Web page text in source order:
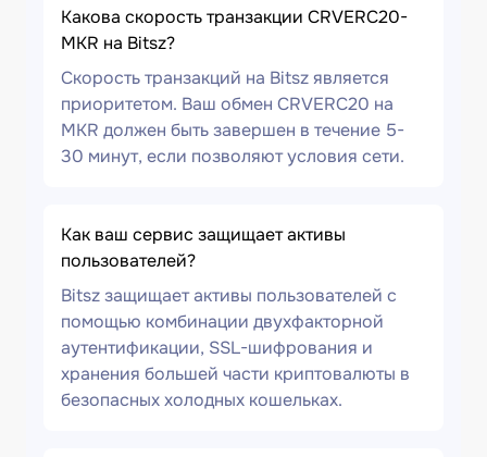
Какова скорость транзакции CRVERC20-
MKR на Bitsz?
Скорость транзакций на Bitsz является
приоритетом. Ваш обмен CRVERC20 на
MKR должен быть завершен в течение 5-
30 минут, если позволяют условия сети.
Как ваш сервис защищает активы
пользователей?
Bitsz защищает активы пользователей с
помощью комбинации двухфакторной
аутентификации, SSL-шифрования и
хранения большей части криптовалюты в
безопасных холодных кошельках.